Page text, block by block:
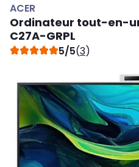
ACER
Ordinateur tout-en-
C27A-GRPL
5/5(3)